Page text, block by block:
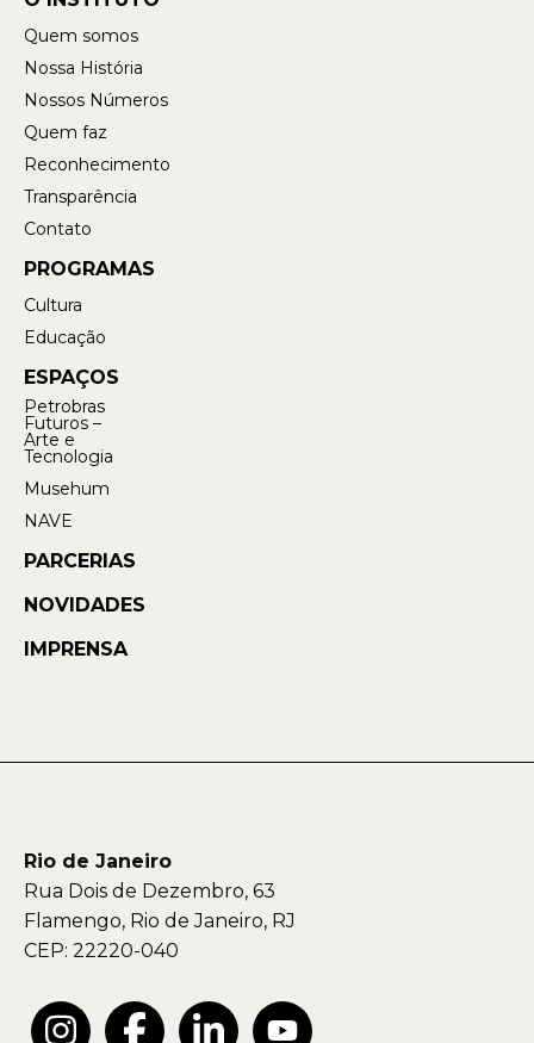
Quem somos
Nossa História
Nossos Números
Quem faz
Reconhecimento
Transparência
Contato
PROGRAMAS
Cultura
Educação
ESPAÇOS
Petrobras
Futuros –
Arte e
Tecnologia
Musehum
NAVE
PARCERIAS
NOVIDADES
IMPRENSA
Rio de Janeiro
Rua Dois de Dezembro, 63
Flamengo, Rio de Janeiro, RJ
CEP: 22220-040